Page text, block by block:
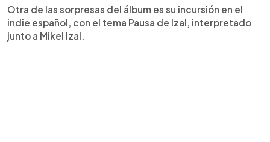
Otra de las sorpresas del álbum es su incursión en el
indie español, con el tema Pausa de Izal, interpretado
junto a Mikel Izal.